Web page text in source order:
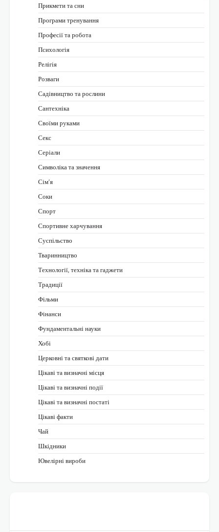
Прикмети та сни
Програми тренування
Професії та робота
Психологія
Релігія
Розваги
Садівництво та рослини
Сантехніка
Своїми руками
Секс
Серіали
Символіка та значення
Сім’я
Соки
Спорт
Спортивне харчування
Суспільство
Тваринництво
Технології, техніка та гаджети
Традиції
Фільми
Фінанси
Фундаментальні науки
Хобі
Церковні та святкові дати
Цікаві та визначні місця
Цікаві та визначні події
Цікаві та визначні постаті
Цікаві факти
Чай
Шкідники
Ювелірні вироби